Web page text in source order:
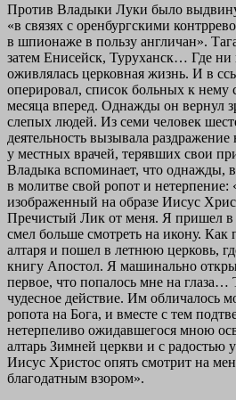
Против Владыки Луки было
«в связях с оренбургскими
в шпионаже в пользу англичан».
затем Енисейск, Туруханск… Где ни
оживлялась церковная жизнь. И в
оперировал, список больных к нему
месяца вперед. Однажды он вернул
слепых людей. Из семи человек
деятельность вызывала раздражение
у местных врачей, терявших свои
Владыка вспоминает, что однажды,
в молитве свой ропот и нетерпение:
изображенный на образе Иисус
Пречистый Лик от меня. Я пришел в
смел больше смотреть на икону.
алтаря и пошел в летнюю церковь,
книгу Апостол. Я машинально
первое, что попалось мне на глаза…
чудесное действие. Им обличалось
ропота на Бога, и вместе с тем
нетерпеливо ожидавшегося мною
алтарь Зимней церкви и с радостью
Иисус Христос опять смотрит на
благодатным взором».